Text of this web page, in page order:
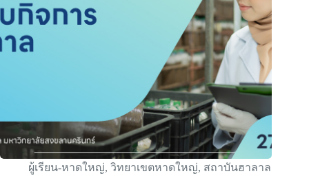
ผู้เรียน-หาดใหญ่,วิทยาเขตหาดใหญ่, สถาบันฮาลาล